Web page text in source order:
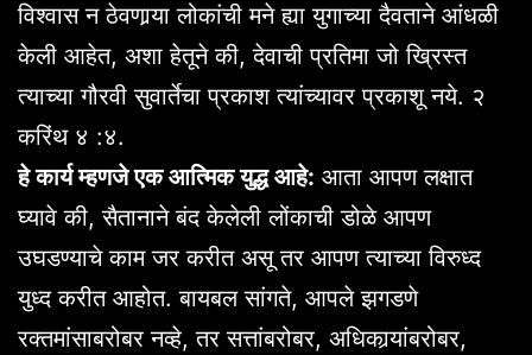
विश्वास न ठेवणार्‍या लोकांची मने ह्या युगाच्या दैवताने आंधळी
केली आहेत, अशा हेतूने की, देवाची प्रतिमा जो ख्रिस्त
त्याच्या गौरवी सुवार्तेचा प्रकाश त्यांच्यावर प्रकाशू नये. २
करिंथ ४ :४.
हे कार्य म्हणजे एक आत्मिक युद्ध आहे: आता आपण लक्षात
घ्यावे की, सैतानाने बंद केलेली लोंकाची डोळे आपण
उघडण्याचे काम जर करीत असू तर आपण त्याच्या विरुध्द
युध्द करीत आहोत. बायबल सांगते, आपले झगडणे
रक्तमांसाबरोबर नव्हे, तर सत्तांबरोबर, अधिकार्‍यांबरोबर,